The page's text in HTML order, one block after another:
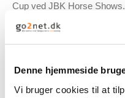
Denne hjemmeside
Vi bruger cookies til at
Cup ved JBK Horse
Skodborg Merrald og
resultat og sikrede sig en
Folmer Jensen og Acapello